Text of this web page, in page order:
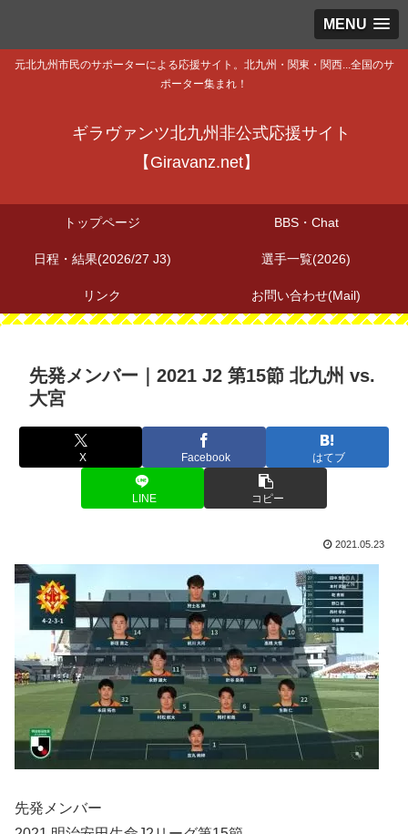
MENU
元北九州市民のサポーターによる応援サイト。北九州・関東・関西...全国のサ
ポーター集まれ！
ギラヴァンツ北九州非公式応援サイト
【Giravanz.net】
トップページ BBS・Chat
日程・結果(2026/27 J3) 選手一覧(2026)
リンク お問い合わせ(Mail)
先発メンバー｜2021 J2 第15節 北九州 vs.
大宮
X Facebook はてブ
LINE コピー
2021.05.23
先発メンバー